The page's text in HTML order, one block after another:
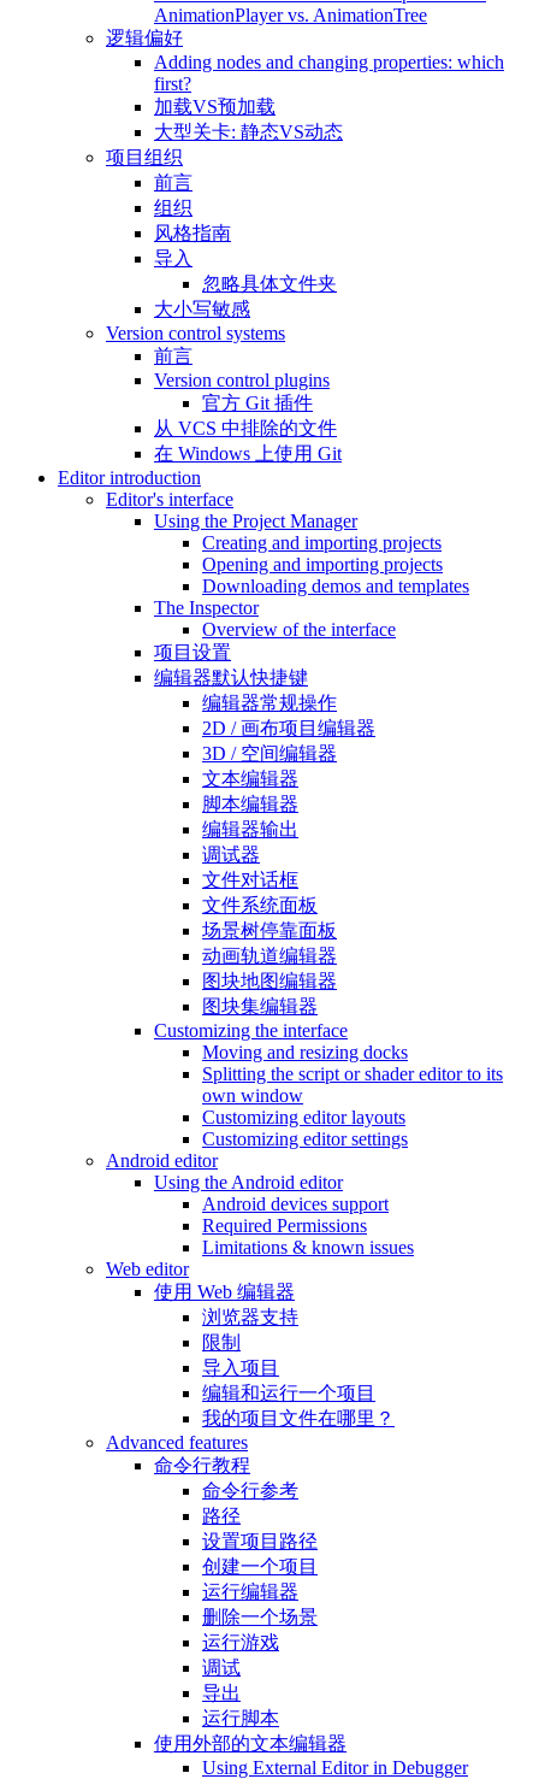
AnimationPlayer vs. AnimationTree
逻辑偏好
Adding nodes and changing properties: which
first?
加载VS预加载
大型关卡: 静态VS动态
项目组织
前言
组织
风格指南
导入
忽略具体文件夹
大小写敏感
Version control systems
前言
Version control plugins
官方 Git 插件
从 VCS 中排除的文件
在 Windows 上使用 Git
Editor introduction
Editor's interface
Using the Project Manager
Creating and importing projects
Opening and importing projects
Downloading demos and templates
The Inspector
Overview of the interface
项目设置
编辑器默认快捷键
编辑器常规操作
2D / 画布项目编辑器
3D / 空间编辑器
文本编辑器
脚本编辑器
编辑器输出
调试器
文件对话框
文件系统面板
场景树停靠面板
动画轨道编辑器
图块地图编辑器
图块集编辑器
Customizing the interface
Moving and resizing docks
Splitting the script or shader editor to its
own window
Customizing editor layouts
Customizing editor settings
Android editor
Using the Android editor
Android devices support
Required Permissions
Limitations & known issues
Web editor
使用 Web 编辑器
浏览器支持
限制
导入项目
编辑和运行一个项目
我的项目文件在哪里？
Advanced features
命令行教程
命令行参考
路径
设置项目路径
创建一个项目
运行编辑器
删除一个场景
运行游戏
调试
导出
运行脚本
使用外部的文本编辑器
Using External Editor in Debugger